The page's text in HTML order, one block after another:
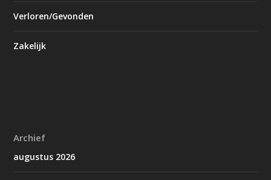
Verloren/Gevonden
Zakelijk
Archief
augustus 2026